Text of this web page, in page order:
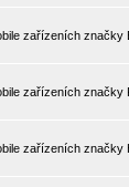
zařízeních značky
zařízeních značky
zařízeních značky